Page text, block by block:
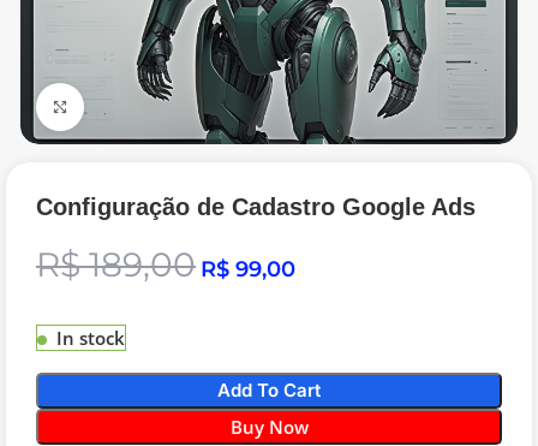
Click to enlarge
Configuração de Cadastro Google Ads
R$189,00 R$ 99,00
In stock
Add To Cart
Buy Now